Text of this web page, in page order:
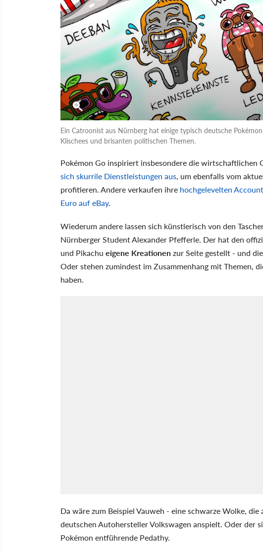
Ein Catroonist aus Nürnberg hat einige typisch deutsche
Klischees und brisanten politischen Themen.
Pokémon Go inspiriert insbesondere die wirtschaftlichen
sich skurrile Dienstleistungen aus, um ebenfalls vom
profitieren. Andere verkaufen ihre hochgelevelten
Euro auf eBay.
Wiederum andere lassen sich künstlerisch von den
Nürnberger Student Alexander Pfefferle. Der hat den
und Pikachu eigene Kreationenzur Seite gestellt - und
Oder stehen zumindest im Zusammenhang mit Themen,
haben.
Da wäre zum Beispiel Vauweh - eine schwarze Wolke,
deutschen Autohersteller Volkswagen anspielt. Oder der
Pokémon entführende Pedathy.